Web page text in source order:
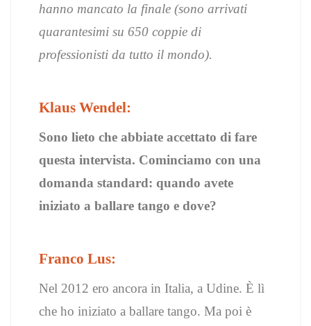
hanno mancato la finale (sono arrivati
quarantesimi su 650 coppie di
professionisti da tutto il mondo).
Klaus Wendel:
Sono lieto che abbiate accettato di fare
questa intervista. Cominciamo con una
domanda standard: quando avete
iniziato a ballare tango e dove?
Franco Lus:
Nel 2012 ero ancora in Italia, a Udine. È lì
che ho iniziato a ballare tango. Ma poi è